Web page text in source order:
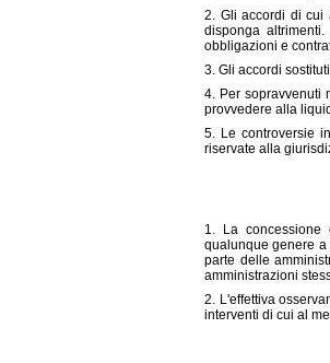
2. Gli accordi di cui
disponga
obbligazioni e
3. Gli accordi
4. Per sopravvenuti
provvedere alla
5. Le controversie
riservate alla
1. La concessione
qualunque genere
parte delle
amministrazioni
2. L'effettiva
interventi di cui al